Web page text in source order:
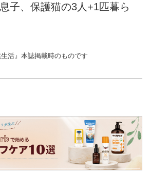
子、保護猫の3人+1匹暮ら
活』本誌掲載時のものです